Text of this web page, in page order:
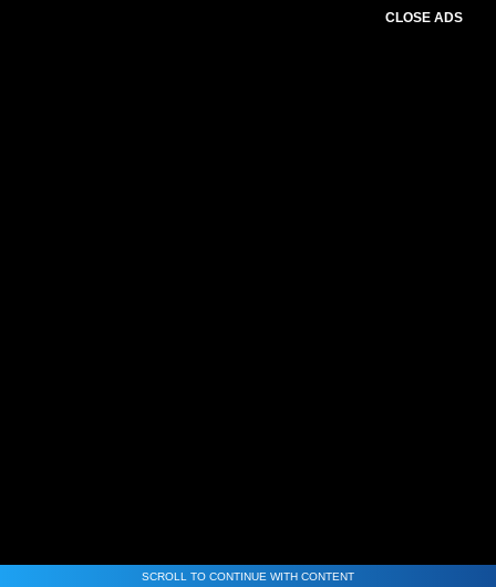
CLOSE ADS
SCROLL TO CONTINUE WITH CONTENT